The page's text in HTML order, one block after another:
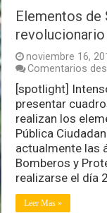
Elementos de
revolucionario
noviembre 16,
Comentarios
[spotlight]
presentar
realizan los
Pública
actualmente las
Bomberos y
realizarse el día
Leer Mas »